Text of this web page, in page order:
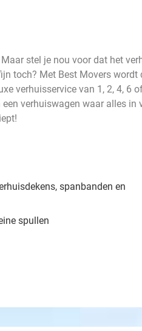
stel je nou voor dat het
toch? Met Best Movers wordt
verhuisservice van 1, 2, 4, 6
verhuiswagen waar alles in
spanbanden en
spullen